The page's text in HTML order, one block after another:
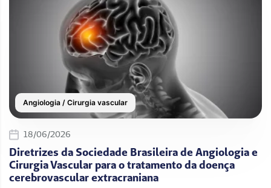
Angiologia / Cirurgia vascular
18/06/2026
Diretrizes da Sociedade Brasileira de Angiologia e
Cirurgia Vascular para o tratamento da doença
cerebrovascular extracraniana